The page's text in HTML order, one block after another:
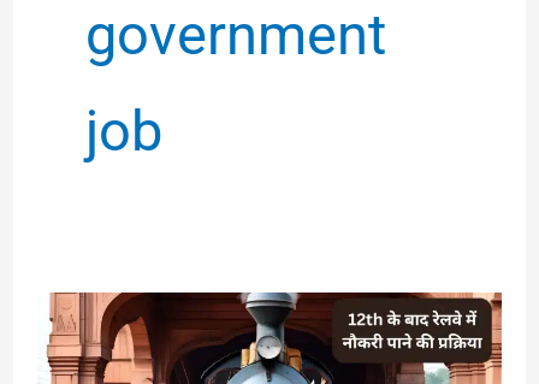
government
job